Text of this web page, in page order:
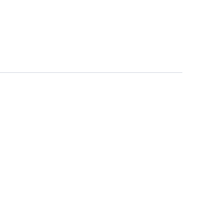
στο Pinterest
το με email